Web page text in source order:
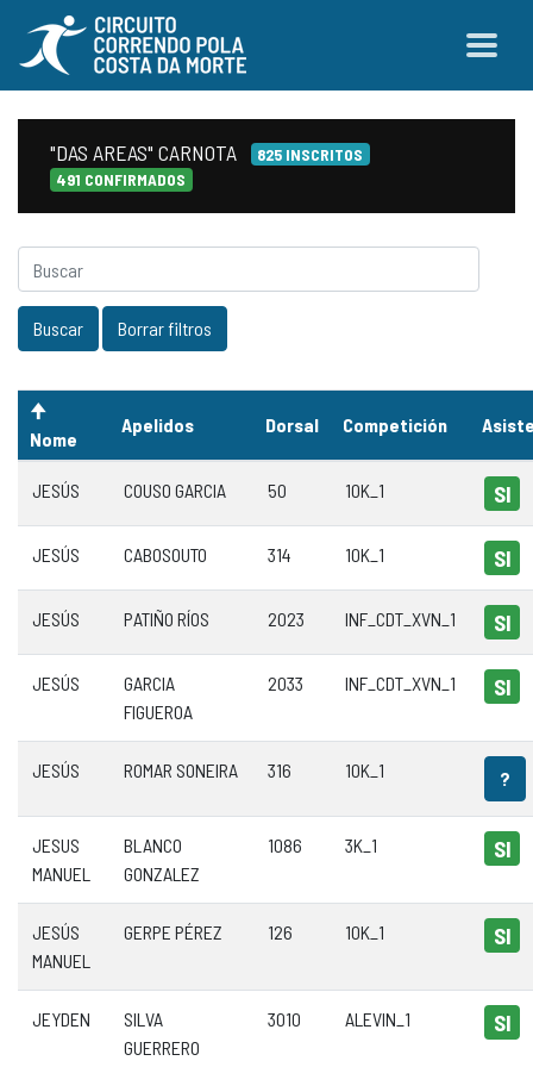
"DAS AREAS" CARNOTA
825 INSCRITOS
491 CONFIRMADOS
Nome
Apelidos Dorsal Competición
JESÚS COUSO GARCIA 50 10K_1 SI
JESÚS CABOSOUTO 314 10K_1 SI
JESÚS PATIÑO RÍOS 2023 INF_CDT_XVN_1 SI
JESÚS
GARCIA
FIGUEROA
2033 INF_CDT_XVN_1 SI
JESÚS ROMAR SONEIRA 316 10K_1 ?
JESUS
MANUEL
BLANCO
GONZALEZ
1086 3K_1 SI
JESÚS
MANUEL
GERPE PÉREZ 126 10K_1 SI
JEYDEN
SILVA
GUERRERO
3010 ALEVIN_1 SI